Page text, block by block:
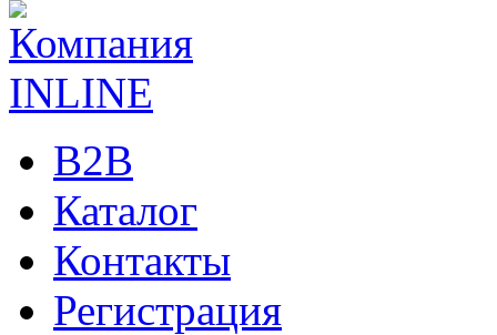
B2B
Каталог
Контакты
Регистрация